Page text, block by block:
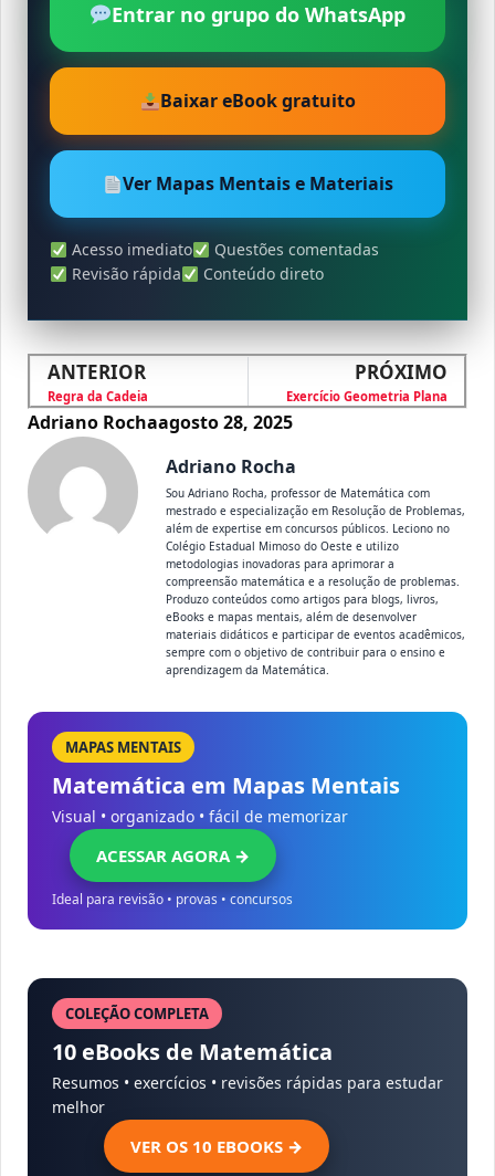
Entrar no grupo do WhatsApp
Baixar eBook gratuito
Ver Mapas Mentais e Materiais
Acesso imediato
Questões comentadas
Revisão rápida
Conteúdo direto
ANTERIOR
Regra da Cadeia
PRÓXIMO
Exercício Geometria Plana
Adriano Rochaagosto 28, 2025
Adriano Rocha
Sou Adriano Rocha, professor de Matemática com
mestrado e especialização em Resolução de Problemas,
além de expertise em concursos públicos. Leciono no
Colégio Estadual Mimoso do Oeste e utilizo
metodologias inovadoras para aprimorar a
compreensão matemática e a resolução de problemas.
Produzo conteúdos como artigos para blogs, livros,
eBooks e mapas mentais, além de desenvolver
materiais didáticos e participar de eventos acadêmicos,
sempre com o objetivo de contribuir para o ensino e
aprendizagem da Matemática.
MAPAS MENTAIS
Matemática em Mapas Mentais
Visual • organizado • fácil de memorizar
ACESSAR AGORA →
Ideal para revisão • provas • concursos
COLEÇÃO COMPLETA
10 eBooks de Matemática
Resumos • exercícios • revisões rápidas para estudar
melhor
VER OS 10 EBOOKS →